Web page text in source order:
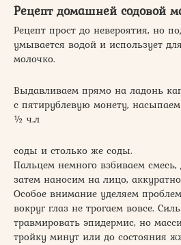
Рецепт домашней содовой
Рецепт прост до невероятия, но
умывается водой и использует
молочко.
Выдавливаем прямо на ладонь
с пятирублевую монету,
½ ч.л
соды и столько же соды.
Пальцем немного взбиваем
затем наносим на лицо,
Особое внимание уделяем
вокруг глаз не трогаем вовсе.
травмировать эпидермис, но
тройку минут или до состояния